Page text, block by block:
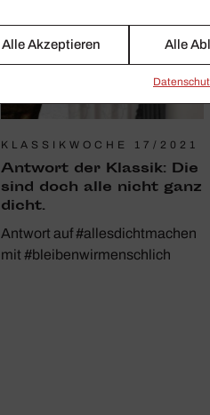
Alle Akzeptieren Alle
KLASSIKWOCHE 17/2021
Antwort der Klassik: Die
sind doch alle nicht ganz
dicht.
Antwort auf #allesdichtmachen
mit #bleibenwirmenschlich